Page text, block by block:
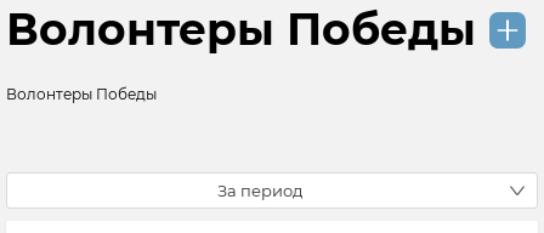
Волонтеры Победы
Волонтеры Победы
За период